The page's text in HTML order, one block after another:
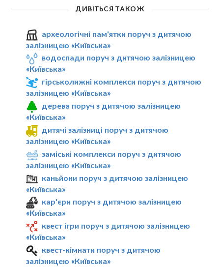
ДИВІТЬСЯ ТАКОЖ
археологічні пам'ятки поруч з дитячою
залізницею «Київська»
водоспади поруч з дитячою залізницею
«Київська»
гірськолижні комплекси поруч з дитячою
залізницею «Київська»
дерева поруч з дитячою залізницею
«Київська»
дитячі залізниці поруч з дитячою
залізницею «Київська»
заміські комплекси поруч з дитячою
залізницею «Київська»
каньйони поруч з дитячою залізницею
«Київська»
кар'єри поруч з дитячою залізницею
«Київська»
квест ігри поруч з дитячою залізницею
«Київська»
квест-кімнати поруч з дитячою
залізницею «Київська»